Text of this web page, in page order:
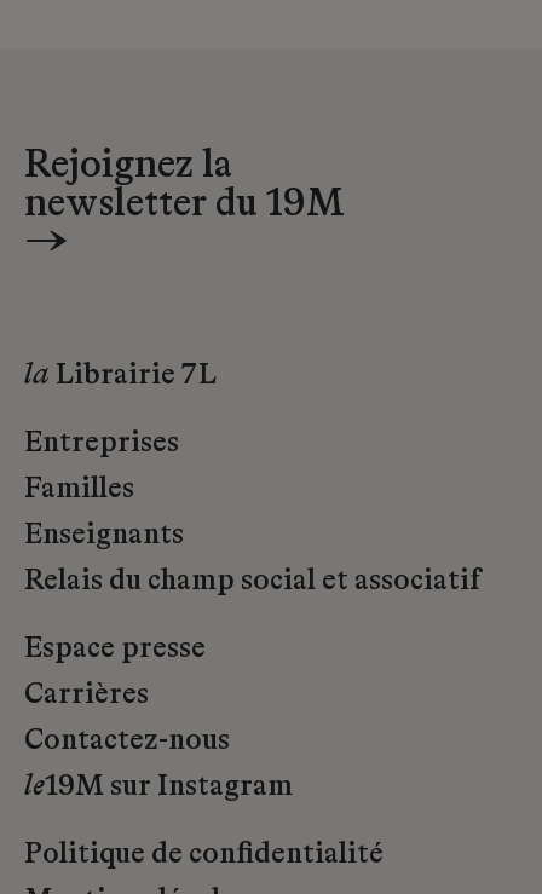
Rejoignez la
newsletter du 19M
→
la Librairie 7L
Entreprises
Familles
Enseignants
Relais du champ social et associatif
Espace presse
Carrières
Contactez-nous
le19M sur Instagram
Politique de confidentialité